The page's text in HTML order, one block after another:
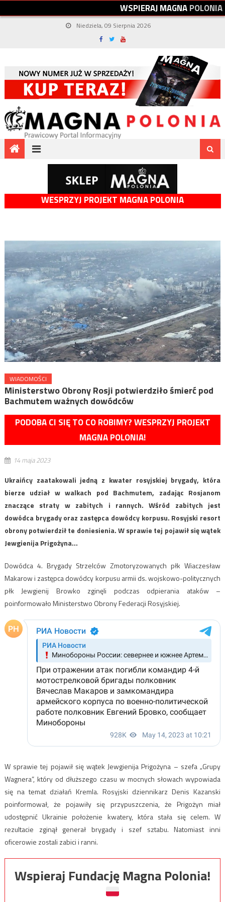
WSPIERAJMAGNAPOLONIA
Niedziela, 09 Sierpnia 2026
WESPRZYJ PROJEKT MAGNA POLONIA
WIADOMOŚCI
Ministerstwo Obrony Rosji potwierdziło śmierć pod
Bachmutem ważnych dowódców
PODOBA CI SIĘ TO CO ROBIMY? WESPRZYJ PROJEKT
MAGNA POLONIA!
14 maja 2023
Ukraińcy zaatakowali jedną z kwater rosyjskiej brygady, która
bierze udział w walkach pod Bachmutem, zadając Rosjanom
znaczące straty w zabitych i rannych. Wśród zabitych jest
dowódca brygady oraz zastępca dowódcy korpusu. Rosyjski resort
obrony potwierdził te doniesienia. W sprawie tej pojawił się wątek
Jewgienija Prigożyna…
Dowódca 4. Brygady Strzelców Zmotoryzowanych płk Wiaczesław
Makarow i zastępca dowódcy korpusu armii ds. wojskowo-politycznych
płk Jewgienij Browko zginęli podczas odpierania ataków –
poinformowało Ministerstwo Obrony Federacji Rosyjskiej.
W sprawie tej pojawił się wątek Jewgienija Prigożyna – szefa „Grupy
Wagnera”, który od dłuższego czasu w mocnych słowach wypowiada
się na temat działań Kremla. Rosyjski dziennikarz Denis Kazanski
poinformował, że pojawiły się przypuszczenia, że Prigożyn miał
udostępnić Ukrainie położenie kwatery, która stała się celem. W
rezultacie zginął generał brygady i szef sztabu. Natomiast inni
oficerowie zostali zabici i ranni.
Wspieraj Fundację Magna Polonia!